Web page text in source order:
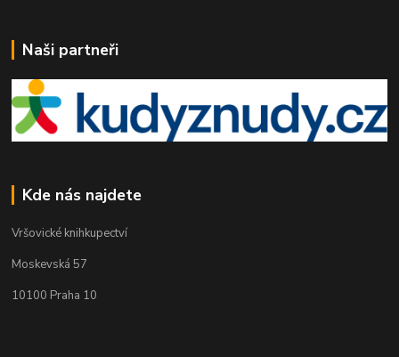
Naši partneři
Kde nás najdete
Vršovické knihkupectví
Moskevská 57
10100 Praha 10